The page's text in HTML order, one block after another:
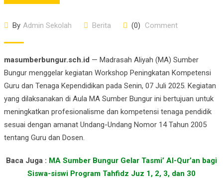
By Admin Sekolah Berita (0) Comment
masumberbungur.sch.id — Madrasah Aliyah (MA) Sumber
Bungur menggelar kegiatan Workshop Peningkatan Kompetensi
Guru dan Tenaga Kependidikan pada Senin, 07 Juli 2025. Kegiatan
yang dilaksanakan di Aula MA Sumber Bungur ini bertujuan untuk
meningkatkan profesionalisme dan kompetensi tenaga pendidik
sesuai dengan amanat Undang-Undang Nomor 14 Tahun 2005
tentang Guru dan Dosen.
Baca Juga : MA Sumber Bungur Gelar Tasmi’ Al-Qur’an bagi
Siswa-siswi Program Tahfidz Juz 1, 2, 3, dan 30